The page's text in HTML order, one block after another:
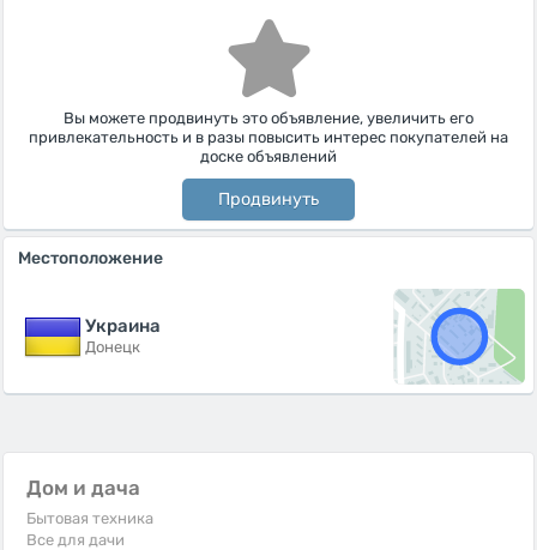
Вы можете продвинуть это объявление, увеличить его
привлекательность и в разы повысить интерес покупателей на
доске объявлений
Продвинуть
Местоположение
Украина
Донецк
Дом и дача
Бытовая техника
Все для дачи